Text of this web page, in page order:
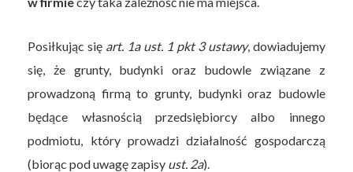
Posiłkując się art. 1a ust. 1 pkt 3 ustawy, dowiadujemy
się, że grunty, budynki oraz budowle związane z
prowadzoną firmą to grunty, budynki oraz budowle
będące własnością przedsiębiorcy albo innego
podmiotu, który prowadzi działalność gospodarczą
(biorąc pod uwagę zapisy ust. 2a).